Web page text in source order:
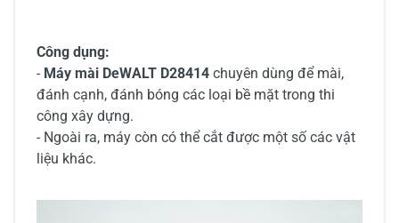
Công dụng:
- Máy mài DeWALT D28414 chuyên dùng để mài,
đánh cạnh, đánh bóng các loại bề mặt trong thi
công xây dựng.
- Ngoài ra, máy còn có thể cắt được một số các vật
liệu khác.